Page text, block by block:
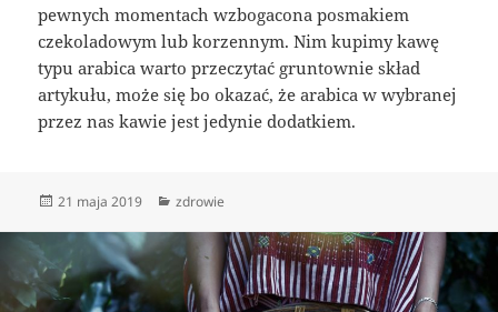
pewnych momentach wzbogacona posmakiem
czekoladowym lub korzennym. Nim kupimy kawę
typu arabica warto przeczytać gruntownie skład
artykułu, może się bo okazać, że arabica w wybranej
przez nas kawie jest jedynie dodatkiem.
Data
21 maja 2019 Kategorie
zdrowie